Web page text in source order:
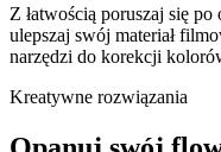
Z łatwością poruszaj się
ulepszaj swój materiał
narzędzi do korekcji
Kreatywne rozwiązania